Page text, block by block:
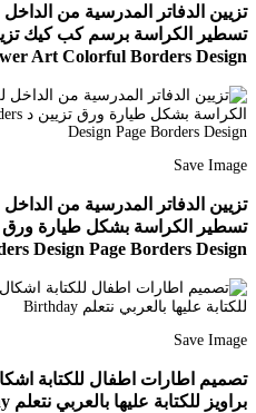
تزيين الدفاتر المدرسية من
Art Colorful Borders Design
Save Image
تزيين الدفاتر المدرسية من
Design Page Borders Design
Save Image
براويز للكتابة عليها بالعربي نتعلم Birthday